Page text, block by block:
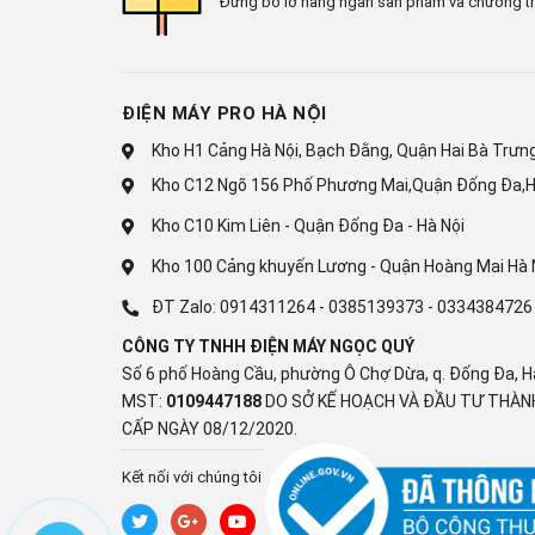
Tần số quét thực
CÔNG NGHỆ ÂM THANH
Tổng công suất loa
ĐIỆN MÁY PRO HÀ NỘI
Kho H1 Cảng Hà Nội, Bạch Đằng, Quận Hai Bà
Kho C12 Ngõ 156 Phố Phương Mai,Quận Đống
Kho C10 Kim Liên - Quận Đống Đa - Hà Nội
Kho 100 Cảng khuyến Lương - Quận Hoàng Mai Hà
ĐT Zalo: 0914311264 - 0385139373 - 0334384726
CÔNG TY TNHH ĐIỆN MÁY NGỌC QUÝ
Số 6 phố Hoàng Cầu, phường Ô Chợ Dừa, q. Đống Đa,
MST: 0109447188DO SỞ KẾ HOẠCH VÀ ĐẦU TƯ
CẤP NGÀY 08/12/2020.
Kết nối với chúng tôi